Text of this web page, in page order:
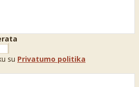
su Privatumo politika